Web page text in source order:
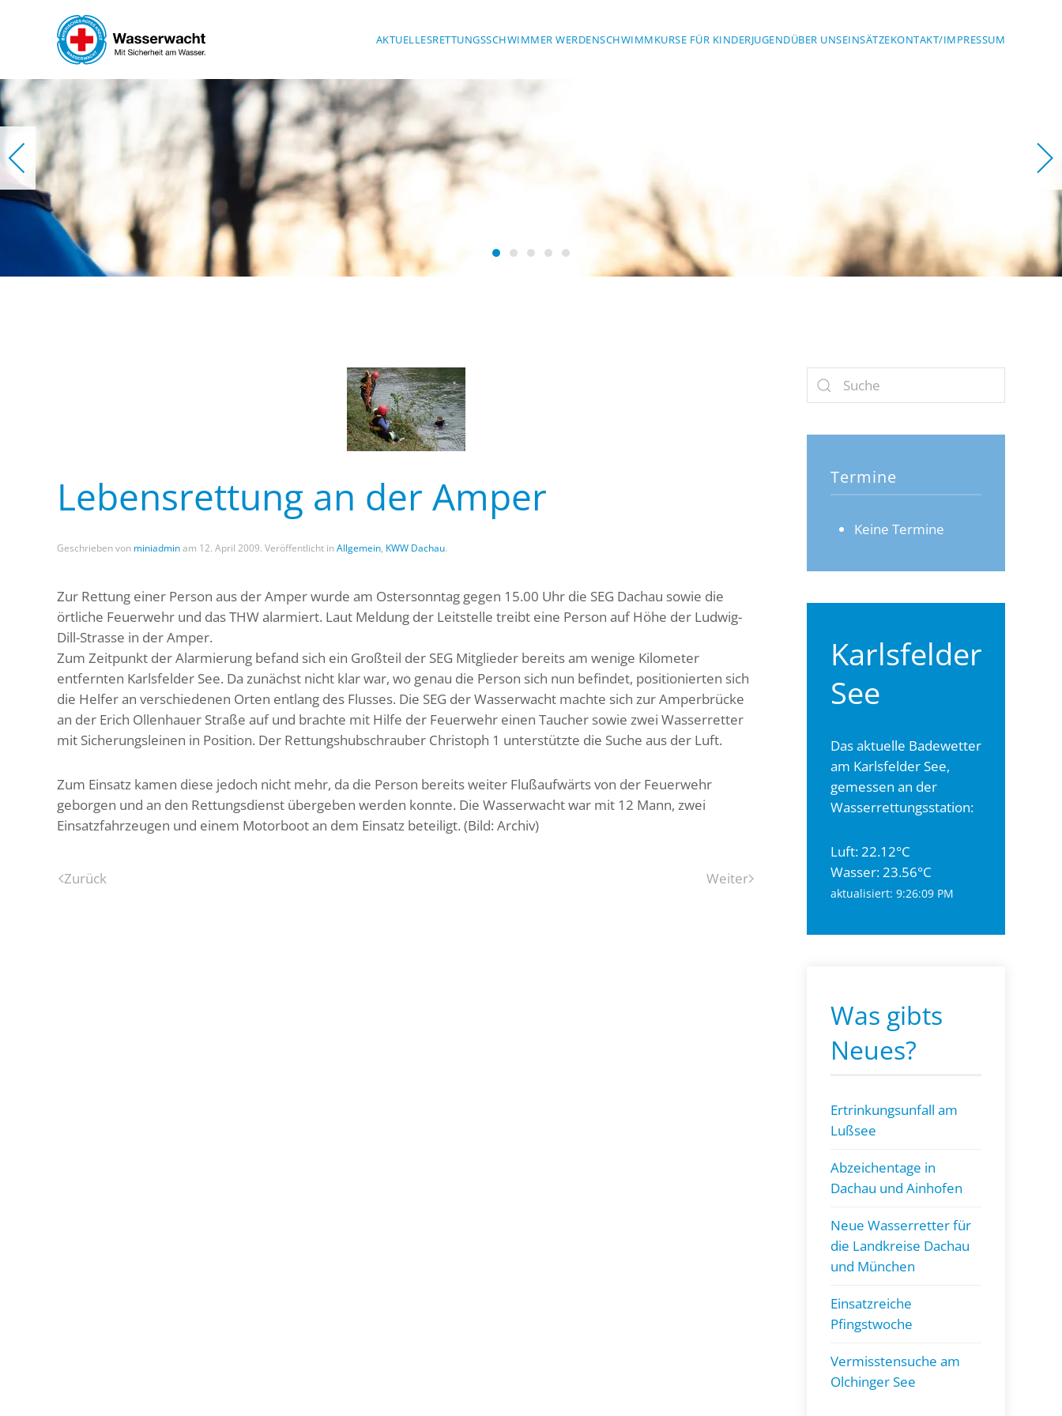
Skip to main content AKTUELLESRETTUNGSSCHWIMMER WERDENSCHWIMMKURSE FÜR KINDERJUGENDÜBER UNSEINSÄTZEKONTAKT/IMPRESSUM
Lebensrettung an der Amper
Geschrieben von miniadminam 12. April 2009. Veröffentlicht inAllgemein, KWW Dachau.
Zur Rettung einer Person aus der Amper wurde am Ostersonntag gegen 15.00 Uhr die SEG Dachau sowie die
örtliche Feuerwehr und das THW alarmiert. Laut Meldung der Leitstelle treibt eine Person auf Höhe der Ludwig-
Dill-Strasse in der Amper.
Zum Zeitpunkt der Alarmierung befand sich ein Großteil der SEG Mitglieder bereits am wenige Kilometer
entfernten Karlsfelder See. Da zunächst nicht klar war, wo genau die Person sich nun befindet, positionierten sich
die Helfer an verschiedenen Orten entlang des Flusses. Die SEG der Wasserwacht machte sich zur Amperbrücke
an der Erich Ollenhauer Straße auf und brachte mit Hilfe der Feuerwehr einen Taucher sowie zwei Wasserretter
mit Sicherungsleinen in Position. Der Rettungshubschrauber Christoph 1 unterstützte die Suche aus der Luft.
Zum Einsatz kamen diese jedoch nicht mehr, da die Person bereits weiter Flußaufwärts von der Feuerwehr
geborgen und an den Rettungsdienst übergeben werden konnte. Die Wasserwacht war mit 12 Mann, zwei
Einsatzfahrzeugen und einem Motorboot an dem Einsatz beteiligt. (Bild: Archiv)
Zurück Weiter
Termine
Keine Termine
Karlsfelder
See
Das aktuelle Badewetter
am Karlsfelder See,
gemessen an der
Wasserrettungsstation:
Luft: 22.12°C
Wasser: 23.56°C
aktualisiert: 9:26:09 PM
Was gibts
Neues?
Ertrinkungsunfall am
Lußsee
Abzeichentage in
Dachau und Ainhofen
Neue Wasserretter für
die Landkreise Dachau
und München
Einsatzreiche
Pfingstwoche
Vermisstensuche am
Olchinger See